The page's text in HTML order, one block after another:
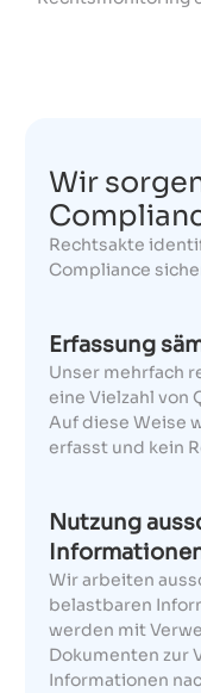
Wir
Rechtsakte
Compliance
Erfassung
Unser mehrfach
eine Vielzahl von
Auf diese Weise
erfasst und kein
Nutzung
Wir arbeiten
belastbaren
werden mit
Dokumenten zur
Informationen